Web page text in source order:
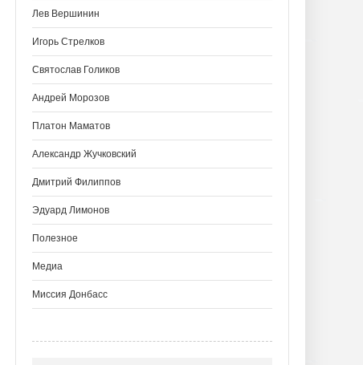
Лев Вершинин
Игорь Стрелков
Святослав Голиков
Андрей Морозов
Платон Маматов
Александр Жучковский
Дмитрий Филиппов
Эдуард Лимонов
Полезное
Медиа
Миссия Донбасс